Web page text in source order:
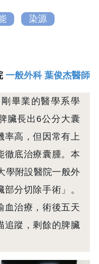
染源
一般外科 葉俊杰醫師
畢業的醫學系學
臟長出6公分大囊
率高，但因常有上
徹底治療囊腫。本
學附設醫院一般外
分切除手術」。
血治療，術後五天
追蹤，剩餘的脾臟